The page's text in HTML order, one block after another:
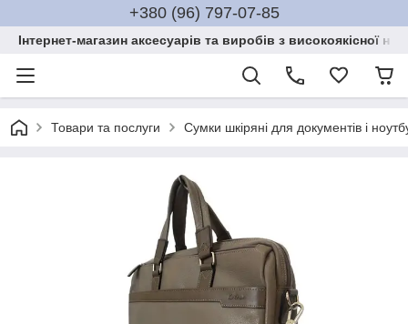
+380 (96) 797-07-85
Інтернет-магазин аксесуарів та виробів з високоякісної
Товари та послуги Сумки шкіряні для документів і